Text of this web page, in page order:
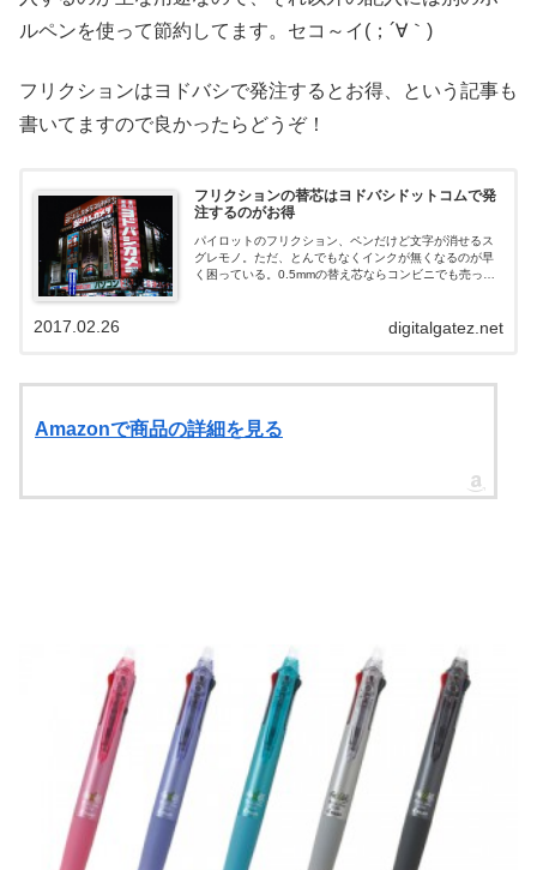
ルペンを使って節約してます。セコ～イ(；´∀｀)
フリクションはヨドバシで発注するとお得、という記事も
書いてますので良かったらどうぞ！
フリクションの替芯はヨドバシドットコムで発
注するのがお得
パイロットのフリクション、ペンだけど文字が消せるス
グレモノ。ただ、とんでもなくインクが無くなるのが早
く困っている。0.5mmの替え芯ならコンビニでも売って
digitalgatez.net
2017.02.26
Amazonで商品の詳細を見る